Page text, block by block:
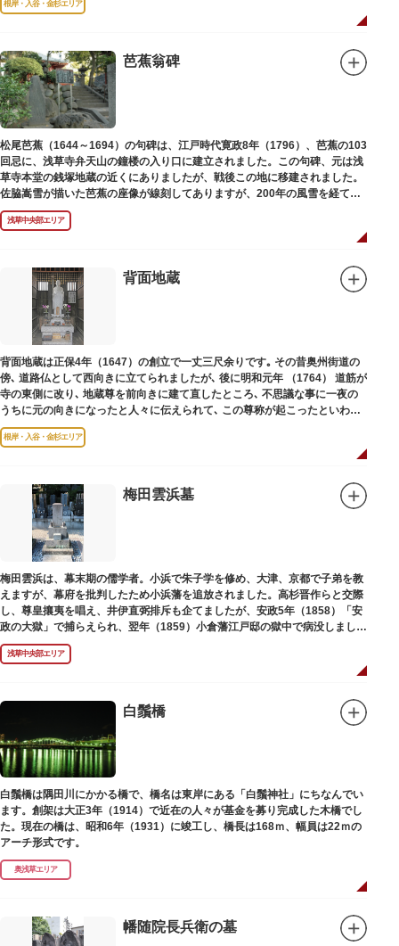
根岸・入谷・金杉エリア
芭蕉翁碑
松尾芭蕉（1644～1694）の句碑は、江戸時代寛政8年（1796）、芭蕉の103
回忌に、浅草寺弁天山の鐘楼の入り口に建立されました。この句碑、元は浅
草寺本堂の銭塚地蔵の近くにありましたが、戦後この地に移建されました。
佐脇嵩雪が描いた芭蕉の座像が線刻してありますが、200年の風雪を経て、
碑石も欠損し、碑面の判読も困難となっています。
浅草中央部エリア
背面地蔵
背面地蔵は正保4年（1647）の創立で一丈三尺余りです｡ その昔奥州街道の
傍､ 道路仏として西向きに立てられましたが､ 後に明和元年 （1764） 道筋が
寺の東側に改り､ 地蔵尊を前向きに建て直したところ､ 不思議な事に一夜の
うちに元の向きになったと人々に伝えられて､ この尊称が起こったといわれ
ています｡薬王寺（やくおうじ）にあります。
根岸・入谷・金杉エリア
梅田雲浜墓
梅田雲浜は、幕末期の儒学者。小浜で朱子学を修め、大津、京都で子弟を教
えますが、幕府を批判したため小浜藩を追放されました。高杉晋作らと交際
し、尊皇攘夷を唱え、井伊直弼排斥も企てましたが、安政5年（1858）「安
政の大獄」で捕らえられ、翌年（1859）小倉藩江戸邸の獄中で病没しまし
た。お墓は海禅寺（かいぜんじ）にあります。
浅草中央部エリア
白鬚橋
白鬚橋は隅田川にかかる橋で、橋名は東岸にある「白鬚神社」にちなんでい
ます。創架は大正3年（1914）で近在の人々が基金を募り完成した木橋でし
た。現在の橋は、昭和6年（1931）に竣工し、橋長は168ｍ、幅員は22ｍの
アーチ形式です。
奥浅草エリア
幡随院長兵衛の墓